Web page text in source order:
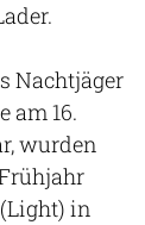
Nachtjäger
am 16.
wurden
in